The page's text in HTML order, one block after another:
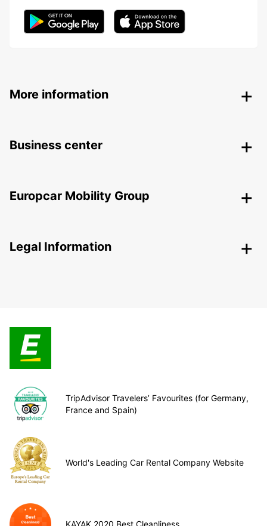
More information
Business center
Europcar Mobility Group
Legal Information
TripAdvisor Travelers’ Favourites (for Germany,
France and Spain)
World's Leading Car Rental Company Website